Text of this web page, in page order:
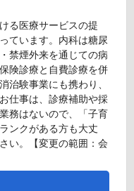
る医療サービスの提
ています。内科は糖尿
禁煙外来を通じての病
険診療と自費診療を併
治験事業にも携わり、
仕事は、診療補助や採
務はないので、「子育
ンクがある方も大丈
い。【変更の範囲：会